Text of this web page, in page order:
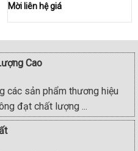
Mời liên hệ giá
Cao
các sản phẩm thương hiệu
đạt chất lượng ...